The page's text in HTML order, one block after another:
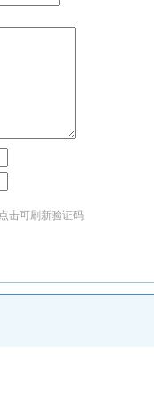
击可刷新验证码